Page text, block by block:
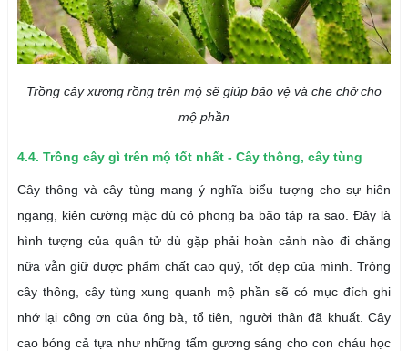
Trồng cây xương rồng trên mộ sẽ giúp bảo vệ và che chở cho
mộ phần
4.4. Trồng cây gì trên mộ tốt nhất - Cây thông, cây tùng
Cây thông và cây tùng mang ý nghĩa biểu tượng cho sự hiên
ngang, kiên cường mặc dù có phong ba bão táp ra sao. Đây là
hình tượng của quân tử dù gặp phải hoàn cảnh nào đi chăng
nữa vẫn giữ được phẩm chất cao quý, tốt đẹp của mình. Trông
cây thông, cây tùng xung quanh mộ phần sẽ có mục đích ghi
nhớ lại công ơn của ông bà, tổ tiên, người thân đã khuất. Cây
cao bóng cả tựa như những tấm gương sáng cho con cháu học